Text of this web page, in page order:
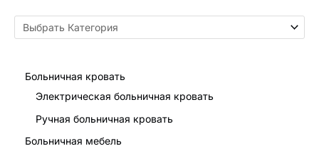
Больничная кровать
Электрическая больничная кровать
Ручная больничная кровать
Больничная мебель